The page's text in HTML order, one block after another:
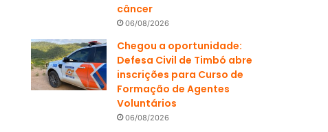
câncer
06/08/2026
Chegou a oportunidade:
Defesa Civil de Timbó abre
inscrições para Curso de
Formação de Agentes
Voluntários
06/08/2026